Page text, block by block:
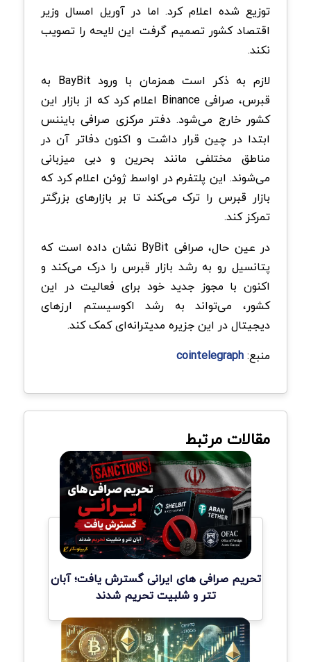
توزیع شده اعلام کرد. اما در آوریل امسال وزیر
اقتصاد کشور تصمیم گرفت این لایحه را تصویب
نکند.
لازم به ذکر است همزمان با ورود BayBit ​​به
قبرس، صرافی Binance اعلام کرد که از بازار این
کشور خارج می‌شود. دفتر مرکزی صرافی بایننس
ابتدا در چین قرار داشت و اکنون دفاتر آن در
مناطق مختلفی مانند بحرین و دبی میزبانی
می‌شوند. این پلتفرم در اواسط ژوئن اعلام کرد که
بازار قبرس را ترک می‌کند تا بر بازارهای بزرگتر
تمرکز کند.
در عین حال، صرافی ByBit نشان داده است که
پتانسیل رو به رشد بازار قبرس را درک می‌کند و
اکنون با مجوز جدید خود برای فعالیت در این
کشور، می‌تواند به رشد اکوسیستم ارزهای
دیجیتال در این جزیره مدیترانه‌ای کمک کند.
منبع:cointelegraph
مقالات مرتبط
تحریم صرافی های ایرانی گسترش یافت؛ آبان
تتر و شلبیت تحریم شدند